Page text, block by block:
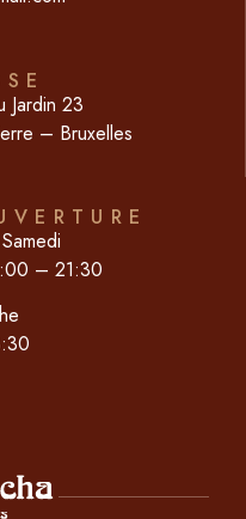
Jardin 23
– Bruxelles
– 21:30